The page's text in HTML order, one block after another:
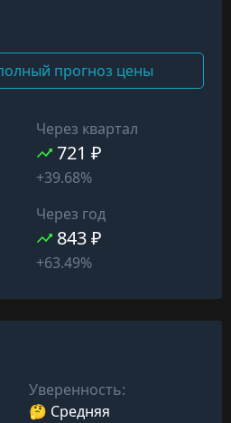
прогноз цены
Через квартал
721 ₽
+39.68%
Через год
843 ₽
+63.49%
Уверенность:
🤔 Средняя